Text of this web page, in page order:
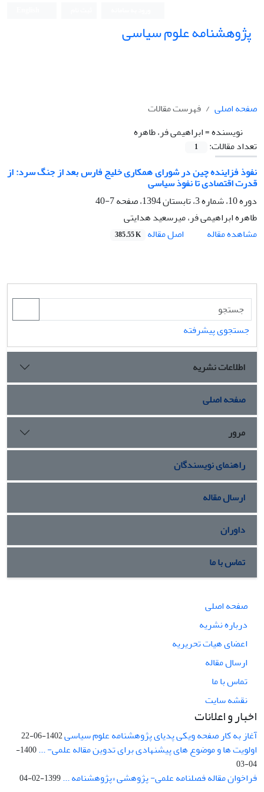
پژوهشنامه علوم سیاسی
صفحه اصلی
فهرست مقالات
نویسنده =ابراهیمی فر، طاهره
تعداد مقالات:
1
نفوذ فزاینده چین در شورای همکاری خلیج فارس بعد از جنگ سرد: از
قدرت اقتصادی تا نفوذ سیاسی
دوره 10، شماره 3، تابستان 1394، صفحه
7-40
طاهره ابراهیمی فر، میرسعید هدایتی
مشاهده مقاله
اصل مقاله 385.55 K
جستجوی پیشرفته
اطلاعات نشریه
صفحه اصلی
مرور
راهنمای نویسندگان
ارسال مقاله
داوران
تماس با ما
صفحه اصلی
درباره نشریه
اعضای هیات تحریریه
ارسال مقاله
تماس با ما
نقشه سایت
اخبار و اعلانات
آغاز به کار صفحه ویکی پدیای پژوهشنامه علوم سیاسی1402-06-22
اولویت ها و موضوع های پیشنهادی برای تدوین مقاله علمی- ...
1400-
04-03
فراخوان مقاله فصلنامه علمی- پژوهشی «پژوهشنامه ...1399-02-04